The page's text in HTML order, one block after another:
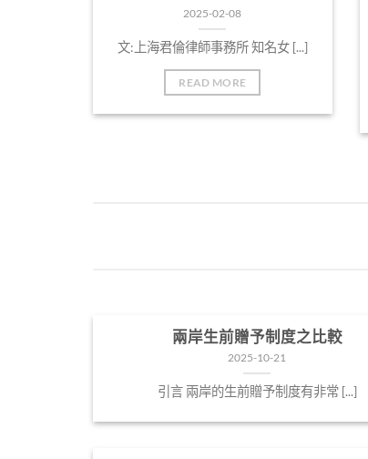
2025-02-08
文:上海君倫律師事務所 知名女 [...]
READ MORE
兩岸生前贈予制度之比較
2025-10-21
引言 兩岸的生前贈予制度有非常 [...]